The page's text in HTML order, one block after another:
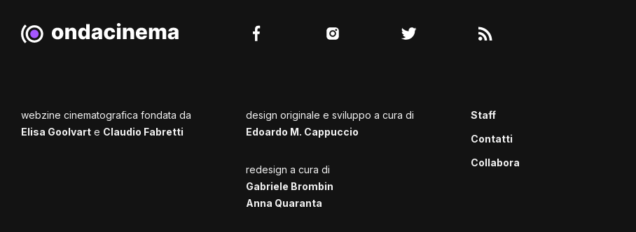
webzine cinematografica fondata da
Elisa Goolvart e Claudio Fabretti
design originale e sviluppo a cura di
Edoardo M. Cappuccio
redesign a cura di
Gabriele Brombin
Anna Quaranta
Staff
Contatti
Collabora